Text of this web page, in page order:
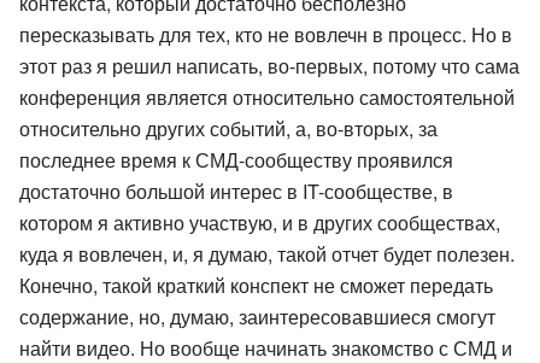
пересказывать для тех, кто не вовлечн в процесс. Но в
этот раз я решил написать, во-первых, потому что сама
конференция является относительно самостоятельной
относительно других событий, а, во-вторых, за
последнее время к СМД-сообществу проявился
достаточно большой интерес в IT-сообществе, в
котором я активно участвую, и в других сообществах,
куда я вовлечен, и, я думаю, такой отчет будет полезен.
Конечно, такой краткий конспект не сможет передать
содержание, но, думаю, заинтересовавшиеся смогут
найти видео. Но вообще начинать знакомство с СМД и